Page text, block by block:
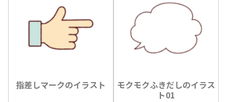
指差しマークのイラスト
モクモクふきだしのイラス
ト01